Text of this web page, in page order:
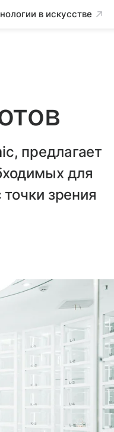
в искусстве
предлагает
для
зрения